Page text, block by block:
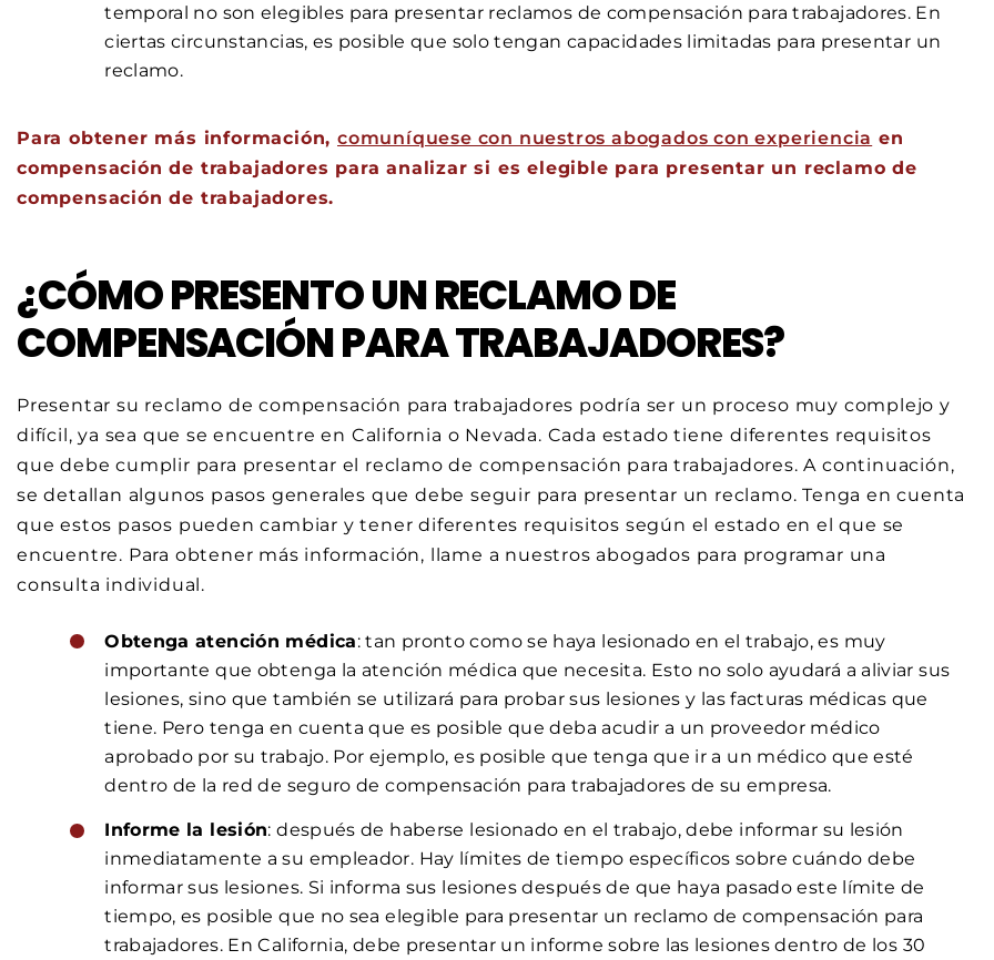
temporal no son elegibles para presentar reclamos de compensación para trabajadores. En
ciertas circunstancias, es posible que solo tengan capacidades limitadas para presentar un
reclamo.
Para obtener más información, comuníquese con nuestros abogados con experiencia en
compensación de trabajadores para analizar si es elegible para presentar un reclamo de
compensación de trabajadores.
¿CÓMO PRESENTO UN RECLAMO DE
COMPENSACIÓN PARA TRABAJADORES?
Presentar su reclamo de compensación para trabajadores podría ser un proceso muy complejo y
difícil, ya sea que se encuentre en California o Nevada. Cada estado tiene diferentes requisitos
que debe cumplir para presentar el reclamo de compensación para trabajadores. A continuación,
se detallan algunos pasos generales que debe seguir para presentar un reclamo. Tenga en cuenta
que estos pasos pueden cambiar y tener diferentes requisitos según el estado en el que se
encuentre. Para obtener más información, llame a nuestros abogados para programar una
consulta individual.
Obtenga atención médica: tan pronto como se haya lesionado en el trabajo, es muy
importante que obtenga la atención médica que necesita. Esto no solo ayudará a aliviar sus
lesiones, sino que también se utilizará para probar sus lesiones y las facturas médicas que
tiene. Pero tenga en cuenta que es posible que deba acudir a un proveedor médico
aprobado por su trabajo. Por ejemplo, es posible que tenga que ir a un médico que esté
dentro de la red de seguro de compensación para trabajadores de su empresa.
Informe la lesión: después de haberse lesionado en el trabajo, debe informar su lesión
inmediatamente a su empleador. Hay límites de tiempo específicos sobre cuándo debe
informar sus lesiones. Si informa sus lesiones después de que haya pasado este límite de
tiempo, es posible que no sea elegible para presentar un reclamo de compensación para
trabajadores. En California, debe presentar un informe sobre las lesiones dentro de los 30